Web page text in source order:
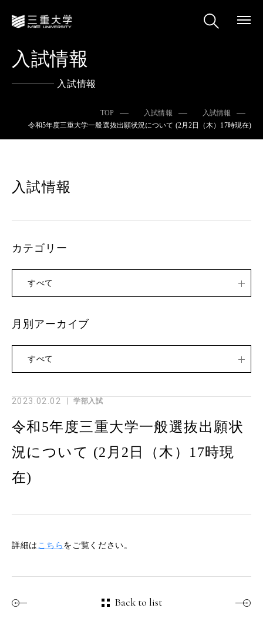
入試情報
入試情報
TOP 入試情報
入試情報
令和5年度三重大学一般選抜出願状況について (2月2日（木）17時現在)
2023.02.02 学部入試
令和5年度三重大学一般選抜出願状
況について (2月2日（木）17時現
在)
詳細は こちらをご覧ください。
Back to list
入試情報
カテゴリー
すべて
月別アーカイブ
すべて